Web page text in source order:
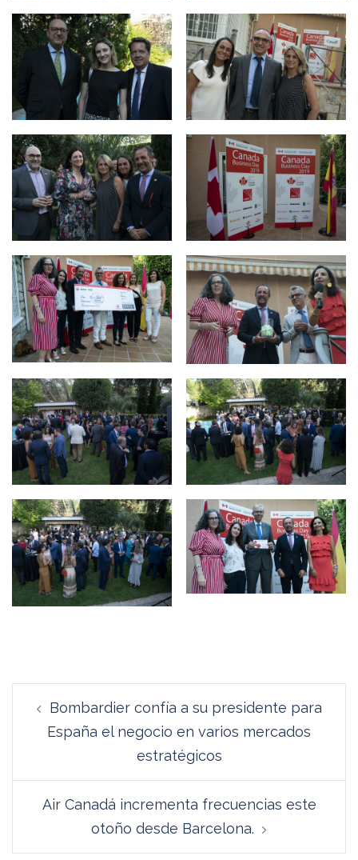
de
entradas
Bombardier confía a su presidente para
España el negocio en varios mercados
estratégicos
Air Canadá incrementa frecuencias este
otoño desde Barcelona.